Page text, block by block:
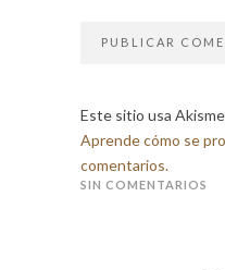
Este sitio usa
Aprende cómo se
comentarios.
SIN COMENTARIOS